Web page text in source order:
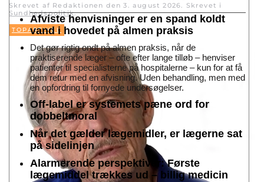
Skrevet af Redaktionen den3. august 2026. Skrevet i
Sundhedspolitik.
TOPARTIKEL
Afviste henvisninger er en spand koldt
vand i hovedet på almen praksis
Det gør rigtig ondt på almen praksis, når de
praktiserende læger – ofte efter lange tilløb – henviser
patienter til specialisterne på hospitalerne – kun for at få
dem retur med en afvisning. Uden behandling, men med
en opfordring til fornyede undersøgelser.
Off-label er systemets pæne ord for
dobbeltmoral
Når det gælder lægemidler, er lægerne sat
på sidelinjen
Alarmerende perspektiver: Første
lægemiddel trækkes ud – billig medicin